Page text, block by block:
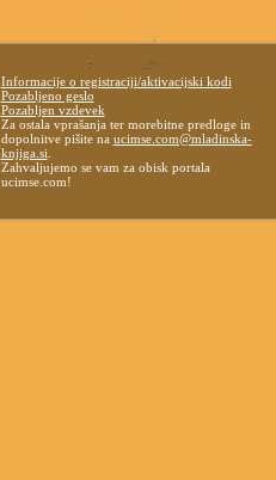
Informacije o registraciji/aktivacijski kodi
Pozabljeno geslo
Pozabljen vzdevek
Za ostala vprašanja ter morebitne predloge in
dopolnitve pišite na ucimse.com@mladinska-
knjiga.si
Zahvaljujemo se vam za obisk portala
ucimse.com!